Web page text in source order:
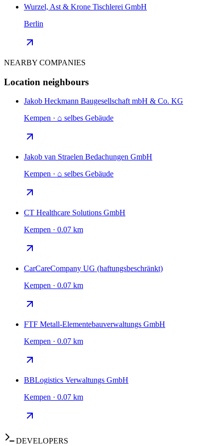
Wurzel, Ast & Krone Tischlerei GmbH
Berlin
NEARBY COMPANIES
Location neighbours
Jakob Heckmann Baugesellschaft mbH & Co. KG
Kempen · ⌂ selbes Gebäude
Jakob van Straelen Bedachungen GmbH
Kempen · ⌂ selbes Gebäude
CT Healthcare Solutions GmbH
Kempen · 0.07 km
CarCareCompany UG (haftungsbeschränkt)
Kempen · 0.07 km
FTF Metall-Elementebauverwaltungs GmbH
Kempen · 0.07 km
BBLogistics Verwaltungs GmbH
Kempen · 0.07 km
DEVELOPERS